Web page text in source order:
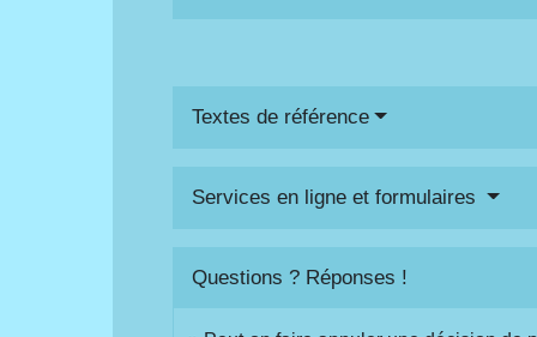
Textes de référence
Services en ligne et formulaires
Questions ? Réponses !